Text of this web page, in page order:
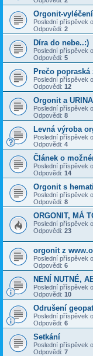
Orgonit-
Poslední příspěvek
Odpovědi: 2
Díra do nebe..:)
Poslední příspěvek
Odpovědi: 5
Prečo
Poslední příspěvek
Odpovědi: 12
Orgonit a URINA
Poslední příspěvek
Odpovědi: 8
Levná výroba
Poslední příspěvek
Odpovědi: 4
Článek o
Poslední příspěvek
Odpovědi: 14
Orgonit s
Poslední příspěvek
Odpovědi: 8
ORGONIT, MÁ
Poslední příspěvek
Odpovědi: 23
orgonit z
Poslední příspěvek
Odpovědi: 6
NENÍ NUTNÉ,
Poslední příspěvek
Odpovědi: 10
Odrušení
Poslední příspěvek
Odpovědi: 6
Setkání
Poslední příspěvek
Odpovědi: 7